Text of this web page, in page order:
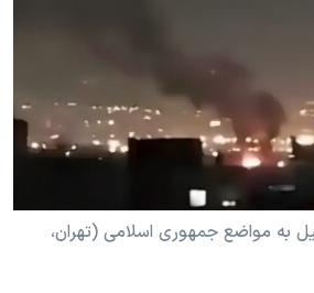
اسرائیل
به مواضع جمهوری اسلامی (تهران،